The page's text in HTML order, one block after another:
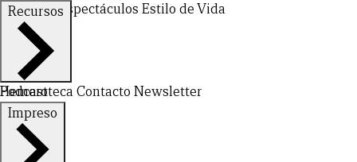
DeportesEspectáculos Estilo de Vida
Recursos
Hemeroteca Contacto Newsletter
Podcast
Impreso